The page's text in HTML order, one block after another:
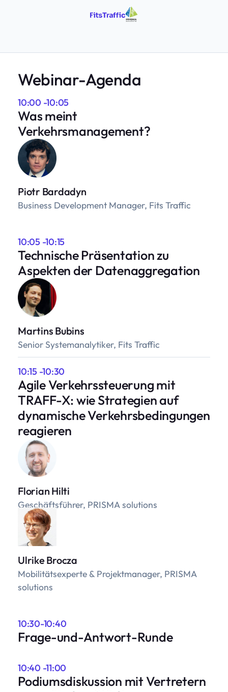
Webinar-Agenda
10:00 -10:05
Was meint
Verkehrsmanagement?
Piotr Bardadyn
Business Development Manager, Fits Traffic
10:05 -10:15
Technische Präsentation zu
Aspekten der Datenaggregation
Martins Bubins
Senior Systemanalytiker, Fits Traffic
10:15 -10:30
Agile Verkehrssteuerung mit
TRAFF-X: wie Strategien auf
dynamische Verkehrsbedingungen
reagieren
Florian Hilti
Geschäftsführer, PRISMA solutions
Ulrike Brocza
Mobilitätsexperte & Projektmanager, PRISMA
solutions
10:30-10:40
Frage-und-Antwort-Runde
10:40 -11:00
Podiumsdiskussion mit Vertretern